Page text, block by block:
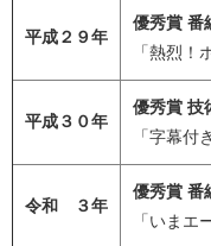
平成２９年
優秀賞 番
「熱烈
平成３０年
優秀賞 技
「字幕
令和 ３年
優秀賞 番
「いま